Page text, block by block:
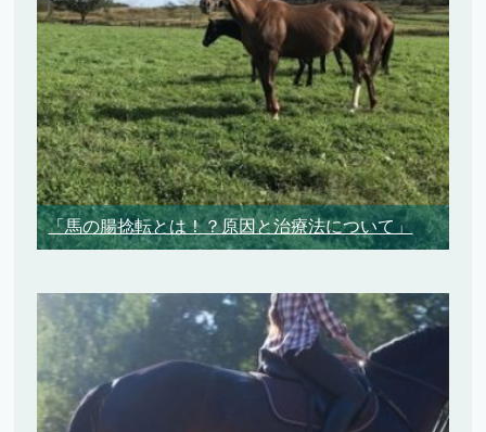
「馬の腸捻転とは！？原因と治療法について」